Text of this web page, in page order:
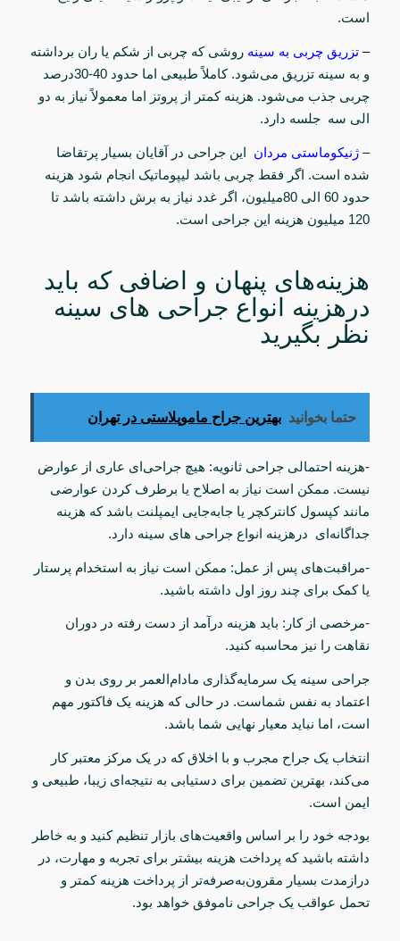
است.
– تزریق چربی به سینه روشی که چربی از شکم یا ران برداشته
و به سینه تزریق می‌شود. کاملاً طبیعی اما حدود 30-40درصد
چربی جذب می‌شود. هزینه کمتر از پروتز اما معمولاً نیاز به دو
الی سه جلسه دارد.
– ژنیکوماستی مردان این جراحی در آقایان بسیار پرتقاضا
شده است. اگر فقط چربی باشد لیپوماتیک انجام شود هزینه
حدود 60 الی 80
میلیون، اگر غدد نیاز به برش داشته باشد تا
120 میلیون هزینه این جراحی است.
هزینه‌های پنهان و اضافی که باید
درهزینه انواع جراحی‌ های سینه
نظر بگیرید
حتما بخوانید بهترین جراح ماموپلاستی در تهران
-هزینه احتمالی جراحی ثانویه: هیچ جراحی‌ای عاری از عوارض
نیست. ممکن است نیاز به اصلاح یا برطرف کردن عوارضی
مانند کپسول کانترکچر یا جابه‌جایی ایمپلنت باشد که هزینه
جداگانه‌ای درهزینه انواع جراحی‌ های سینه دارد.
-مراقبت‌های پس از عمل: ممکن است نیاز به استخدام پرستار
یا کمک برای چند روز اول داشته باشید.
-مرخصی از کار: باید هزینه درآمد از دست رفته در دوران
نقاهت را نیز محاسبه کنید.
جراحی سینه یک سرمایه‌گذاری مادام‌العمر بر روی بدن و
اعتماد به نفس شماست. در حالی که هزینه یک فاکتور مهم
است، اما نباید معیار نهایی شما باشد.
انتخاب یک جراح مجرب و با اخلاق که در یک مرکز معتبر کار
می‌کند، بهترین تضمین برای دستیابی به نتیجه‌ای زیبا، طبیعی و
ایمن است.
بودجه خود را بر اساس واقعیت‌های بازار تنظیم کنید و به خاطر
داشته باشید که پرداخت هزینه بیشتر برای تجربه و مهارت، در
درازمدت بسیار مقرون‌به‌صرفه‌تر از پرداخت هزینه کمتر و
تحمل عواقب یک جراحی ناموفق خواهد بود.